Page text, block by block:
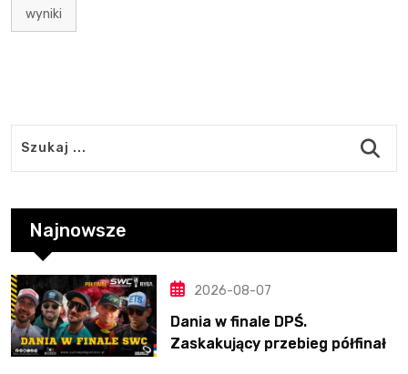
wyniki
Najnowsze
2026-08-07
Dania w finale DPŚ.
Zaskakujący przebieg półfinału